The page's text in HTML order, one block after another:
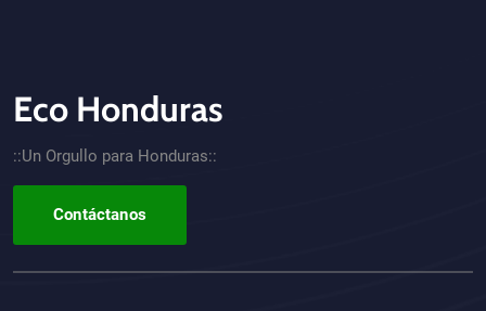
CTA - Footer
Eco Honduras
::Un Orgullo para Honduras::
Contáctanos